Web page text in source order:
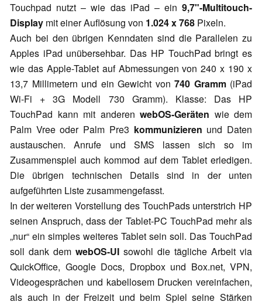
Touchpad nutzt – wie das iPad – ein 9,7"-Multitouch-
Display mit einer Auflösung von 1.024 x 768 Pixeln.
Auch bei den übrigen Kenndaten sind die Parallelen zu
Apples iPad unübersehbar. Das HP TouchPad bringt es
wie das Apple-Tablet auf Abmessungen von 240 x 190 x
13,7 Millimetern und ein Gewicht von 740 Gramm(iPad
Wi-Fi + 3G Modell 730 Gramm). Klasse: Das HP
TouchPad kann mit anderen webOS-Geräten wie dem
Palm Vree oder Palm Pre3 kommunizieren und Daten
austauschen. Anrufe und SMS lassen sich so im
Zusammenspiel auch kommod auf dem Tablet erledigen.
Die übrigen technischen Details sind in der unten
aufgeführten Liste zusammengefasst.
In der weiteren Vorstellung des TouchPads unterstrich HP
seinen Anspruch, dass der Tablet-PC TouchPad mehr als
„nur“ ein simples weiteres Tablet sein soll. Das TouchPad
soll dank dem webOS-UI sowohl die tägliche Arbeit via
QuickOffice, Google Docs, Dropbox und Box.net, VPN,
Videogesprächen und kabellosem Drucken vereinfachen,
als auch in der Freizeit und beim Spiel seine Stärken